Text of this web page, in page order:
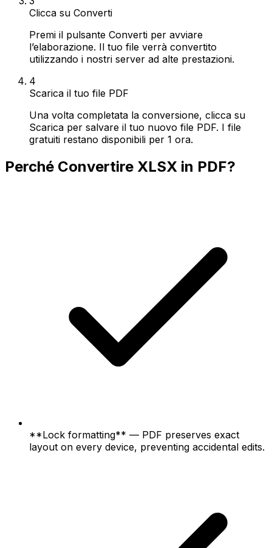
Clicca su Converti
Premi il pulsante Converti per avviare
l’elaborazione. Il tuo file verrà convertito
utilizzando i nostri server ad alte prestazioni.
4
Scarica il tuo file PDF
Una volta completata la conversione, clicca su
Scarica per salvare il tuo nuovo file PDF. I file
gratuiti restano disponibili per 1 ora.
Perché Convertire XLSX in PDF?
**Lock formatting** — PDF preserves exact
layout on every device, preventing accidental edits.